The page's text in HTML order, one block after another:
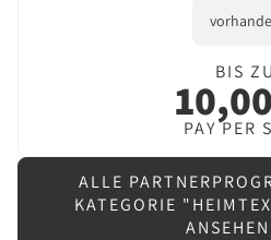
BIS ZU
PAY PER
ALLE
KATEGORIE
ANSEHEN